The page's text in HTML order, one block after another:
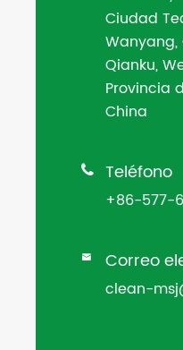
Ciudad
Qianku,
Provincia
China
 Teléfono
+86-577-
 Correo
clean-